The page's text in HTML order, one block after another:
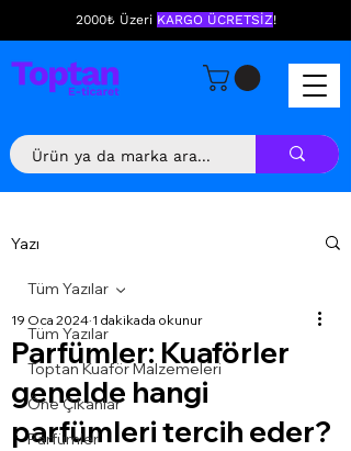
2000₺ Üzeri KARGO ÜCRETSİZ!
Yazı
Tüm Yazılar
Toptan Kuaför Malzemeleri
Öne Çıkanlar
Parfümler
Tüm Yazılar
Parfümler: Kuaförler
genelde hangi
parfümleri tercih eder?
19 Oca 2024 1 dakikada okunur